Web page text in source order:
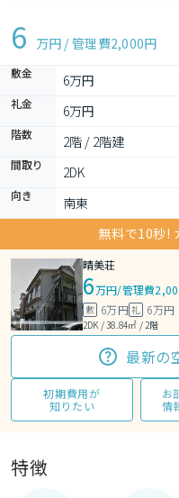
6 万円 / 管理費2,000円
敷金 6万円
礼金 6万円
階数 2階 / 2階建
間取り 2DK
向き
南東
無料で10秒!
晴美荘
6万円/管理費
敷 6万円礼 6万円
2DK / 38.84㎡ / 2階
最新の
初期費用が
知りたい
お
情
特徴